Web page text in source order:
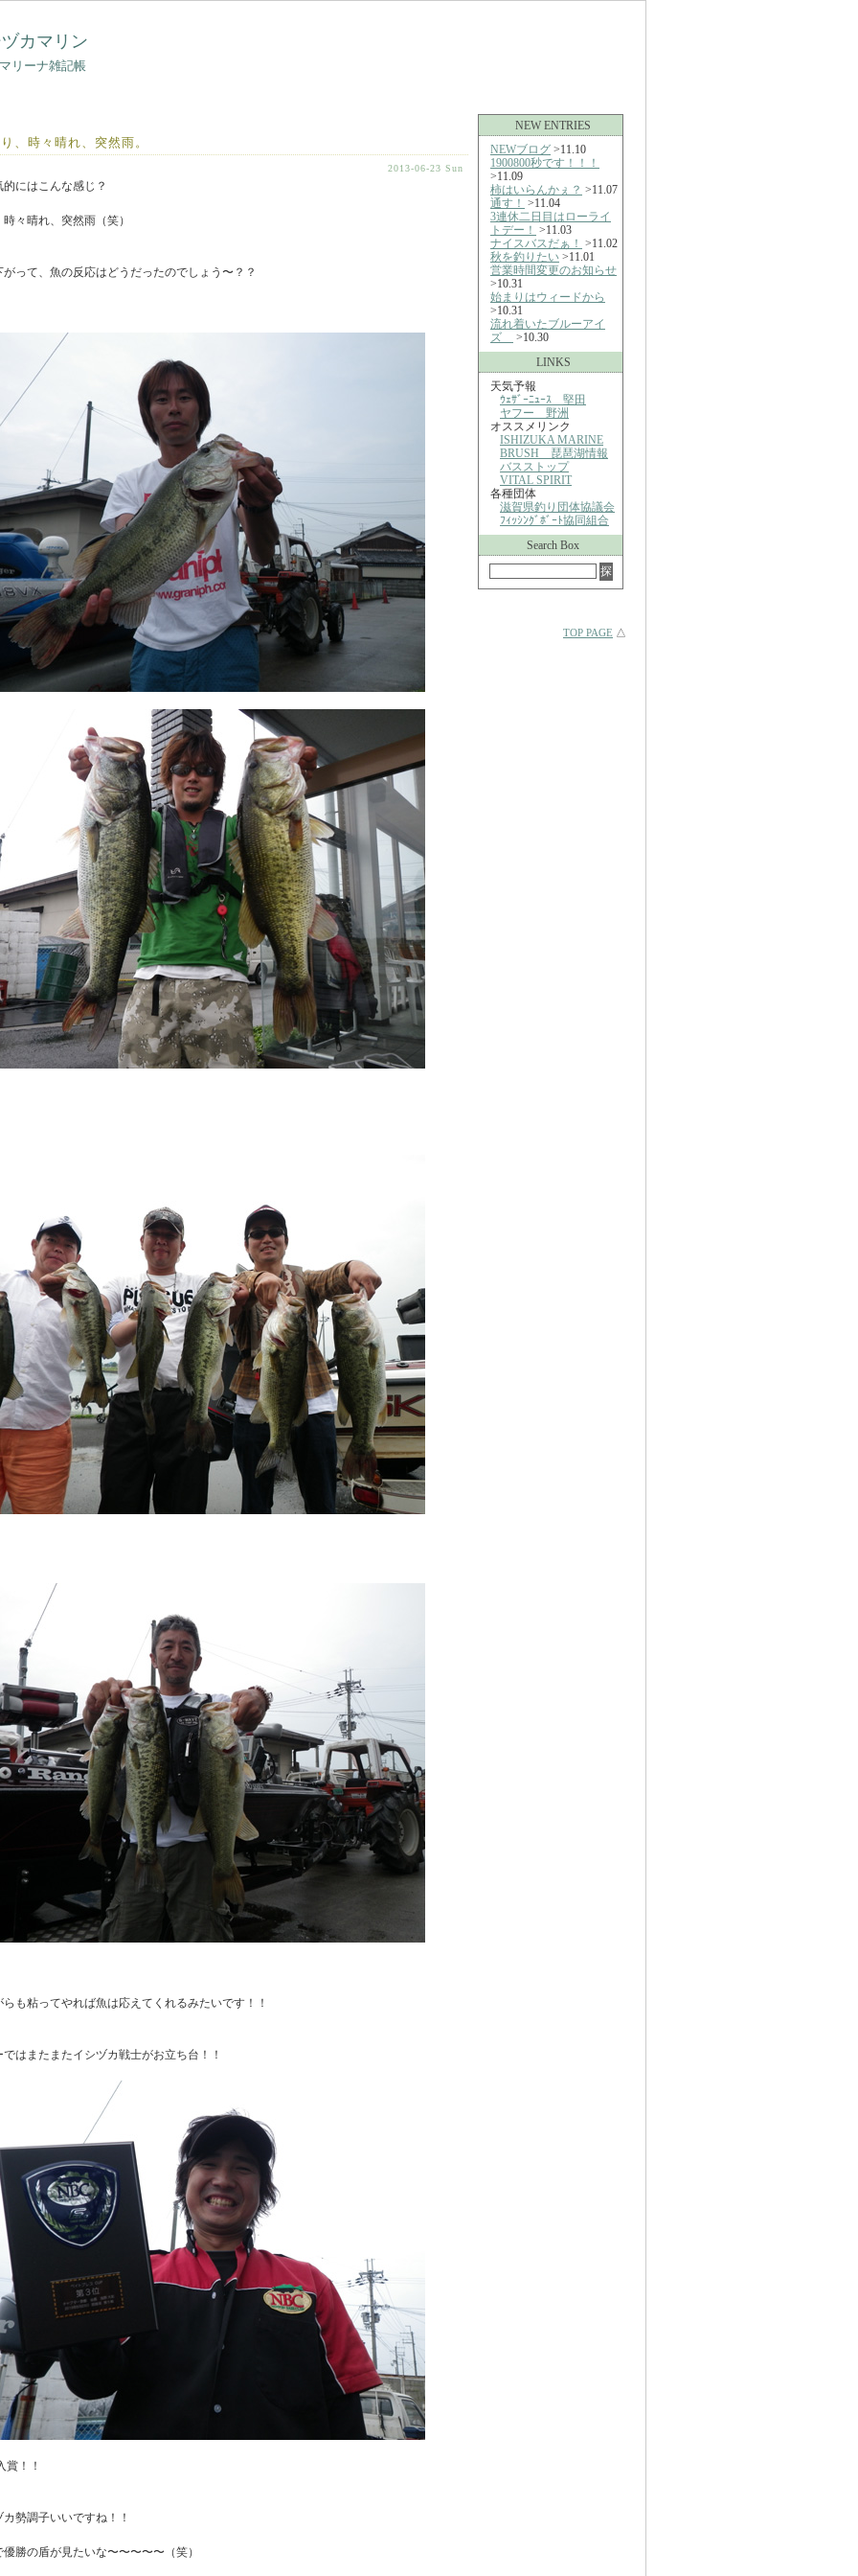
カマリン
リーナ雑記帳
、時々晴れ、突然雨。
2013-06-23 Sun
にはこんな感じ？
々晴れ、突然雨（笑）
がって、魚の反応はどうだったのでしょう〜？？
も粘ってやれば魚は応えてくれるみたいです！！
はまたまたイシヅカ戦士がお立ち台！！
！！
勢調子いいですね！！
勝の盾が見たいな〜〜〜〜〜（笑）
NEW ENTRIES
NEWブログ >11.10
1900800秒です！！！
>11.09
柿はいらんかぇ？ >11.07
通す！ >11.04
3連休二日目はローライ
トデー！ >11.03
ナイスバスだぁ！ >11.02
秋を釣りたい >11.01
営業時間変更のお知らせ
>10.31
始まりはウィードから
>10.31
流れ着いたブルーアイ
ズ
>10.30
LINKS
天気予報
ｳｪｻﾞｰﾆｭｰｽ 堅田
ヤフー 野洲
オススメリンク
ISHIZUKA MARINE
BRUSH 琵琶湖情報
バスストップ
VITAL SPIRIT
各種団体
滋賀県釣り団体協議会
ﾌｨｯｼﾝｸﾞﾎﾞｰﾄ協同組合
Search Box
TOP PAGE △